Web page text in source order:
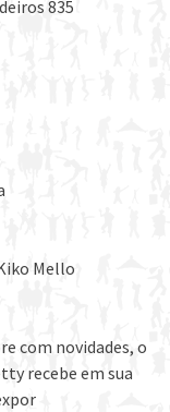
835
Mello
com novidades, o
recebe em sua